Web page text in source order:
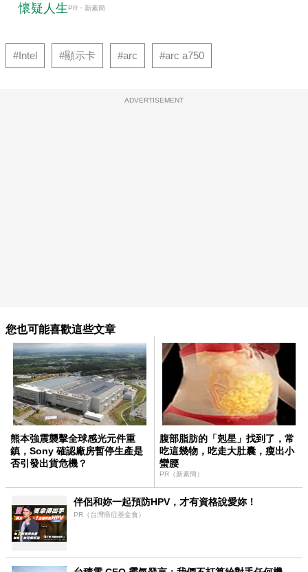
懷疑人生 PR・新素簡
#Intel #顯示卡 #arc #arc a750
ADVERTISEMENT
您也可能喜歡這些文章
熊本強震襲擊全球感光元件重
鎮，Sony 確認廠房暫停生產是
否引發出貨危機？
腹部脂肪的「剋星」找到了，常
吃這幾物，吃走大肚囊，瘦出小
蠻腰
PR（新素簡）
伴侶和妳一起預防HPV，才有資格說愛妳！
PR（台灣癌症基金會）